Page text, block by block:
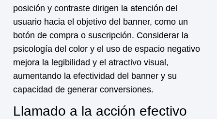
posición y contraste dirigen la atención del
usuario hacia el objetivo del banner, como un
botón de compra o suscripción. Considerar la
psicología del color y el uso de espacio negativo
mejora la legibilidad y el atractivo visual,
aumentando la efectividad del banner y su
capacidad de generar conversiones.
Llamado a la acción efectivo